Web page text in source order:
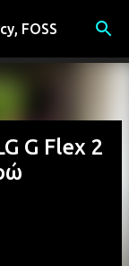
FOSS
G Flex 2